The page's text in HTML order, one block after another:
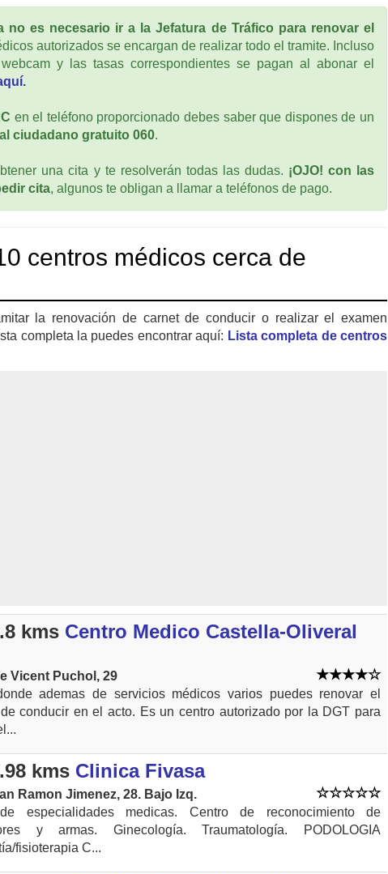
no es necesario ir a la Jefatura de Tráfico para renovar el
autorizados se encargan de realizar todo el tramite. Incluso
y las tasas correspondientes se pagan al abonar el
en el teléfono proporcionado debes saber que dispones de un
ciudadano gratuito 060.
una cita y te resolverán todas las dudas. ¡OJO! con las
cita, algunos te obligan a llamar a teléfonos de pago.
centros médicos cerca de
la renovación de carnet de conducir o realizar el examen
completa la puedes encontrar aquí: Lista completa de centros
kms Centro Medico Castella-Oliveral
Vicent Puchol, 29
ademas de servicios médicos varios puedes renovar el
conducir en el acto. Es un centro autorizado por la DGT para
kms Clinica Fivasa
Ramon Jimenez, 28. Bajo Izq.
especialidades medicas. Centro de reconocimiento de
y armas. Ginecología. Traumatología. PODOLOGIA
fisioterapia C...